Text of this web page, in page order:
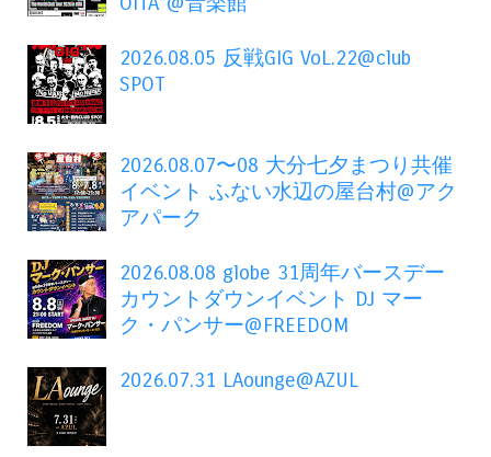
2026.08.05 反戦GIG VoL.22@club
SPOT
2026.08.07〜08 大分七夕まつり共催
イベント ふない水辺の屋台村@アク
アパーク
2026.08.08 globe 31周年バースデー
カウントダウンイベント DJ マー
ク・パンサー@FREEDOM
2026.07.31 LAounge@AZUL